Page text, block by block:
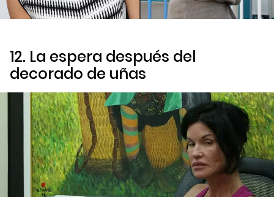
12. La espera después del
decorado de uñas